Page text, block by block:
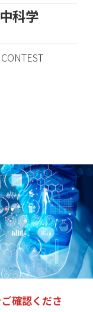
科学
確認くださ